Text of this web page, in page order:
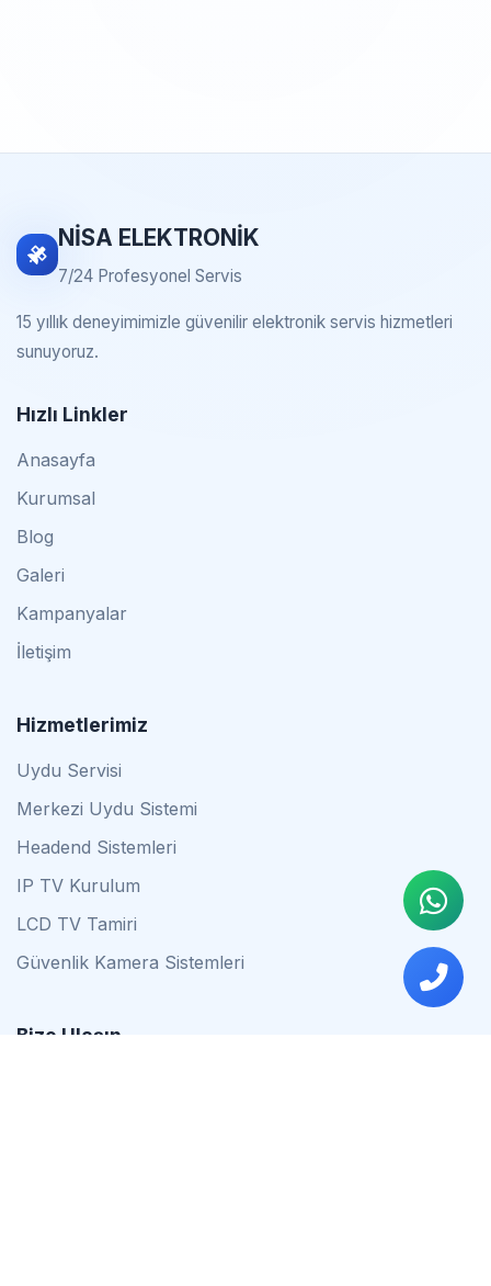
NİSA ELEKTRONİK
7/24 Profesyonel Servis
15 yıllık deneyimimizle güvenilir elektronik servis hizmetleri
sunuyoruz.
Hızlı Linkler
Anasayfa
Kurumsal
Blog
Galeri
Kampanyalar
İletişim
Hizmetlerimiz
Uydu Servisi
Merkezi Uydu Sistemi
Headend Sistemleri
IP TV Kurulum
LCD TV Tamiri
Güvenlik Kamera Sistemleri
Bize Ulaşın